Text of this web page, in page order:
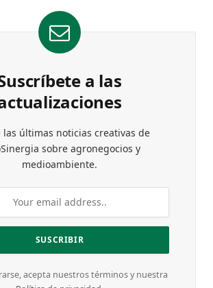
a las
las últimas noticias creativas de
sobre agronegocios y
medioambiente.
acepta nuestros términos y nuestra